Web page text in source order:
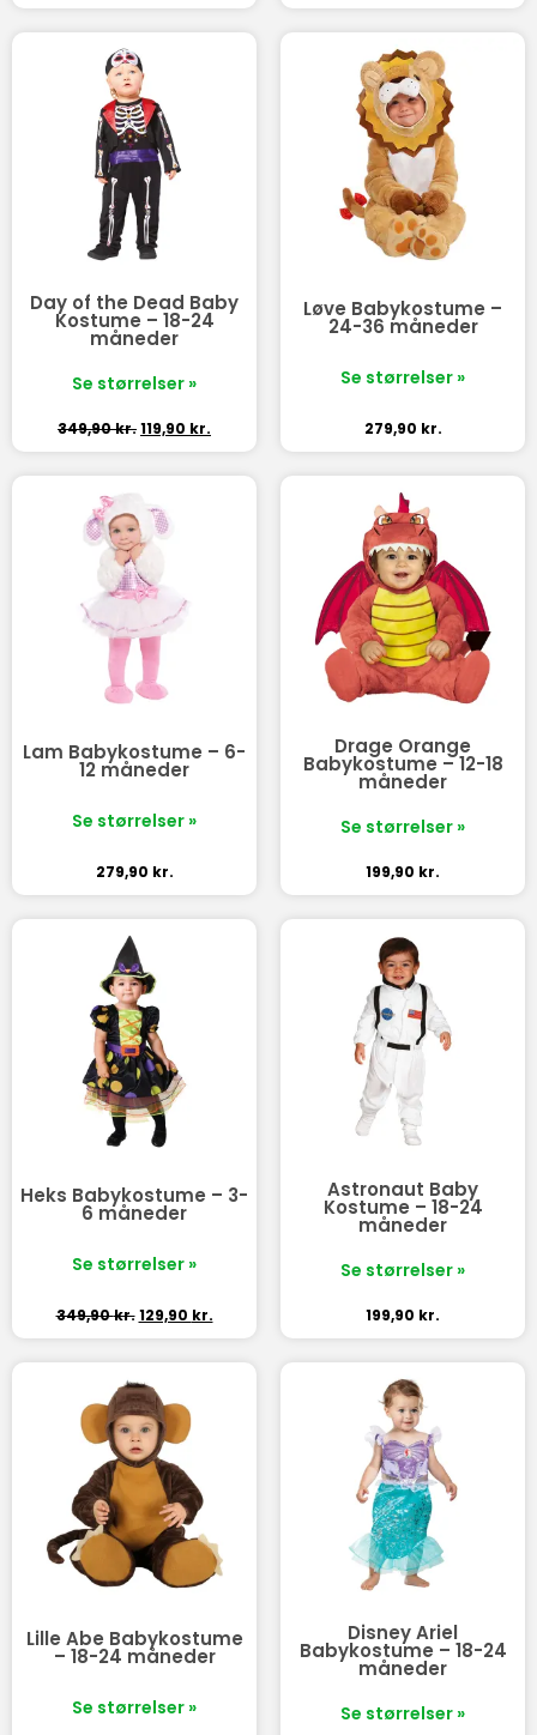
Day of the Dead Baby
Kostume – 18-24
måneder
Se størrelser »
349,90kr.119,90 kr.
Løve Babykostume –
24-36 måneder
Se størrelser »
279,90 kr.
Lam Babykostume – 6-
12 måneder
Se størrelser »
279,90 kr.
Drage Orange
Babykostume – 12-18
måneder
Se størrelser »
199,90 kr.
Heks Babykostume – 3-
6 måneder
Se størrelser »
349,90kr. 129,90 kr.
Astronaut Baby
Kostume – 18-24
måneder
Se størrelser »
199,90 kr.
Lille Abe Babykostume
– 18-24 måneder
Se størrelser »
Disney Ariel
Babykostume – 18-24
måneder
Se størrelser »